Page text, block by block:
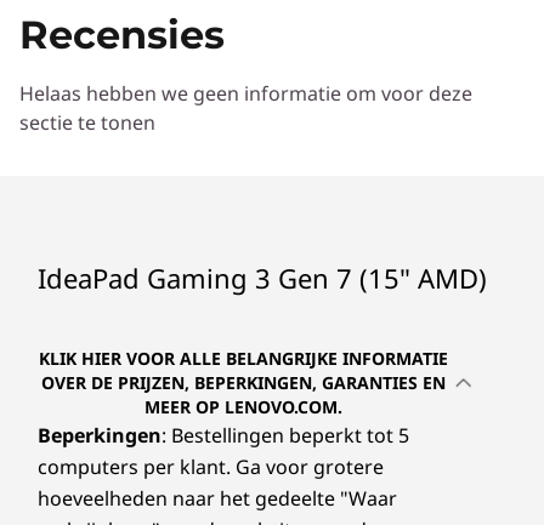
Legion Vantage
McAfee LiveSafe™ (proefversie)
Xbox Game Pass (proefperiode van 3 maanden)
Recensies
Helaas hebben we geen informatie om voor deze
sectie te tonen
IdeaPad Gaming 3 Gen 7 (15" AMD)
KLIK HIER VOOR ALLE BELANGRIJKE INFORMATIE
OVER DE PRIJZEN, BEPERKINGEN, GARANTIES EN
MEER OP LENOVO.COM.
Beperkingen: Bestellingen beperkt tot 5
computers per klant. Ga voor grotere
hoeveelheden naar het gedeelte "Waar